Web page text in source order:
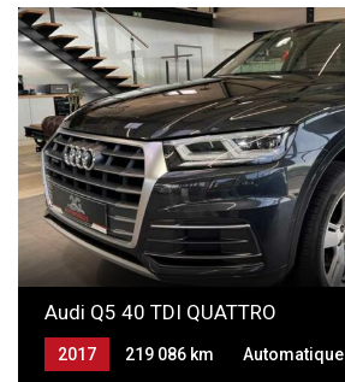
Audi Q5 40 TDI QUATTRO
2017 219 086 km Automatique